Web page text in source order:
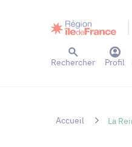
Rechercher Profil
Accueil La